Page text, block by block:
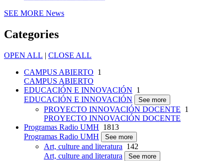
SEE MORE News
Categories
OPEN ALL | CLOSE ALL
CAMPUS ABIERTO 1
CAMPUS ABIERTO
EDUCACIÓN E INNOVACIÓN 1
EDUCACIÓN E INNOVACIÓN
See more
PROYECTO INNOVACIÓN DOCENTE 1
PROYECTO INNOVACIÓN DOCENTE
Programas Radio UMH 1813
Programas Radio UMH
See more
Art, culture and literatura 142
Art, culture and literatura
See more